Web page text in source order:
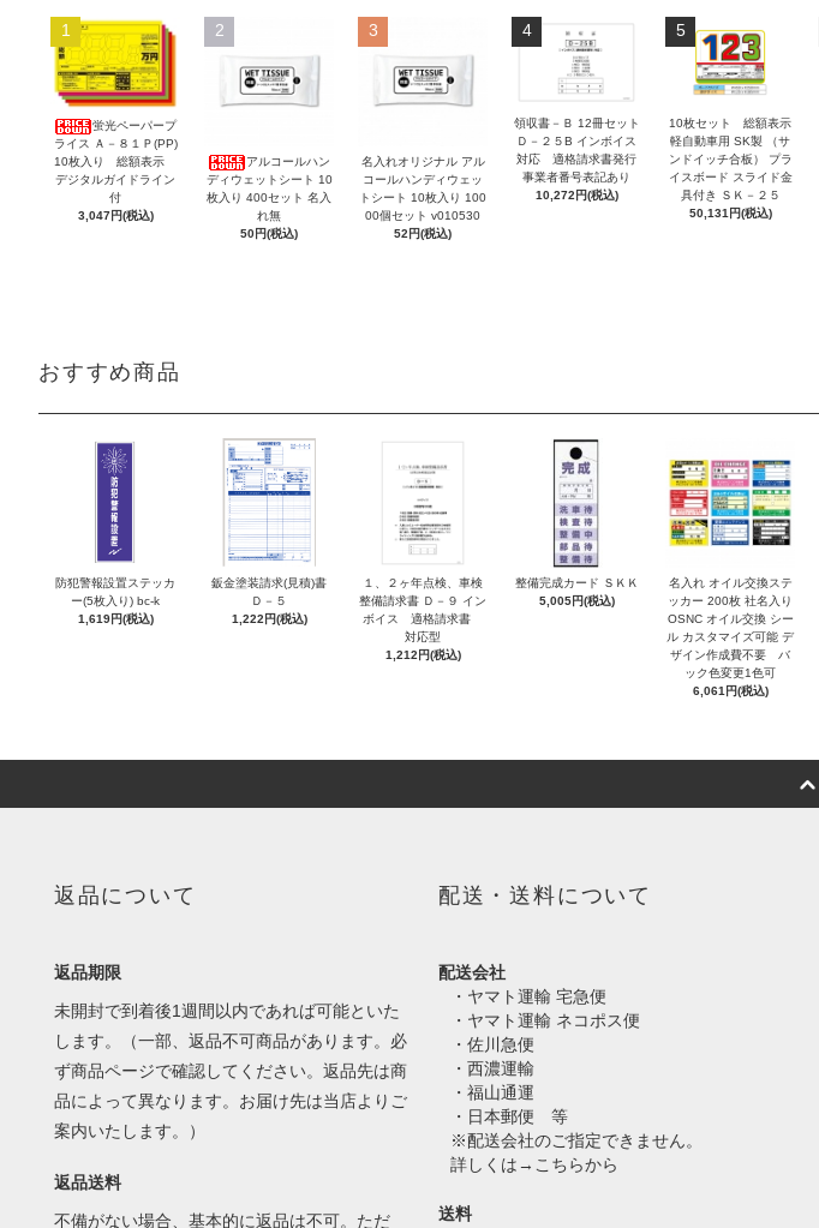
1
蛍光ペーパープ
ライス Ａ－８１Ｐ(PP)
10枚入り 総額表示
デジタルガイドライン
付
3,047円(税込)
2
アルコールハン
ディウェットシート 10
枚入り 400セット 名入
れ無
50円(税込)
3
名入れオリジナル アル
コールハンディウェッ
トシート 10枚入り 100
00個セット v010530
52円(税込)
4
領収書－Ｂ 12冊セット
Ｄ－２５B インボイス
対応 適格請求書発行
事業者番号表記あり
10,272円(税込)
5
10枚セット 総額表示
軽自動車用 SK製 （サ
ンドイッチ合板） プラ
イスボード スライド金
具付き ＳＫ－２５
50,131円(税込)
おすすめ商品
防犯警報設置ステッカ
ー(5枚入り) bc-k
1,619円(税込)
鈑金塗装請求(見積)書
Ｄ－５
1,222円(税込)
１、２ヶ年点検、車検
整備請求書 Ｄ－９ イン
ボイス 適格請求書
対応型
1,212円(税込)
整備完成カード ＳＫＫ
5,005円(税込)
名入れ オイル交換ステ
ッカー 200枚 社名入り
OSNC オイル交換 シー
ル カスタマイズ可能 デ
ザイン作成費不要 バ
ック色変更1色可
6,061円(税込)
返品について
返品期限
未開封で到着後1週間以内であれば可能といた
します。（一部、返品不可商品があります。必
ず商品ページで確認してください。返品先は商
品によって異なります。お届け先は当店よりご
案内いたします。）
返品送料
不備がない場合、基本的に返品は不可。ただ
配送・送料について
配送会社
・ヤマト運輸 宅急便
・ヤマト運輸 ネコポス便
・佐川急便
・西濃運輸
・福山通運
・日本郵便 等
※配送会社のご指定できません。
詳しくは→ こちらから
送料